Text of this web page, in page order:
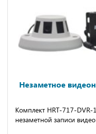
Незаметное
Комплект HRT-717-DVR-
незаметной записи